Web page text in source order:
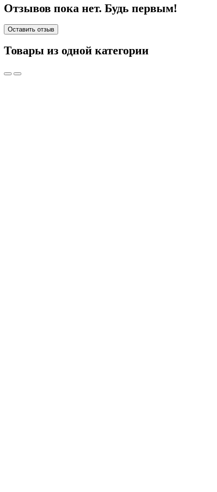
Отзывов пока нет. Будь первым!
Оставить отзыв
Товары из одной категории